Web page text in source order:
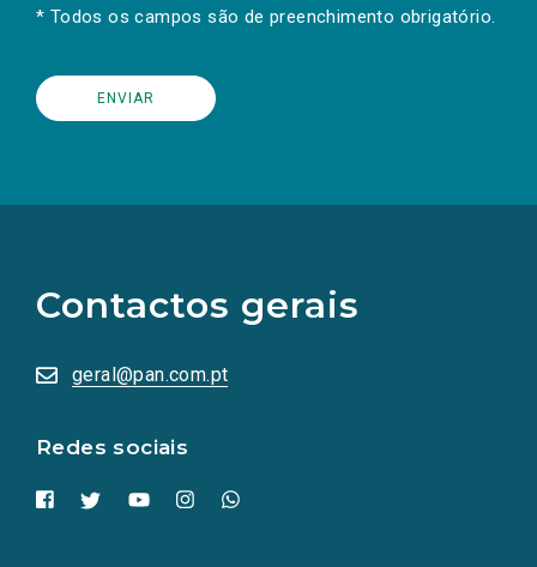
* Todos os campos são de preenchimento obrigatório.
Contactos gerais
geral@pan.com.pt
Redes sociais
redes
sociais
numa
nova